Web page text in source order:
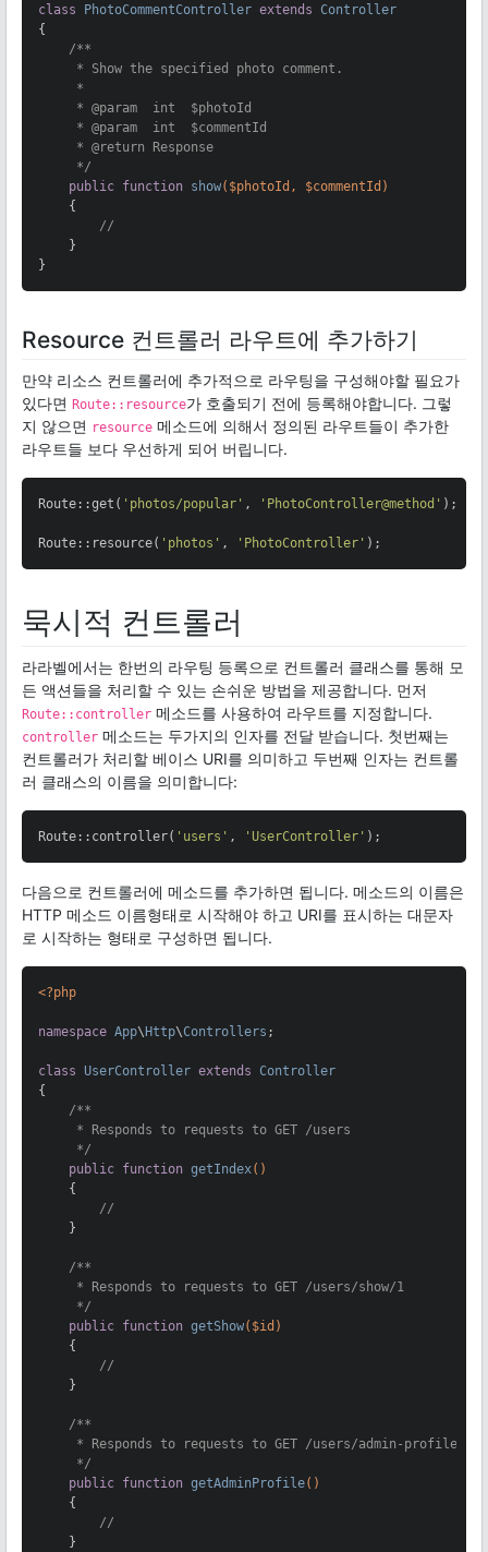
class PhotoCommentController extends Controller
{
/**
     * Show the specified photo comment.
     *
     *
@param
  int  $photoId
     *
@param
  int  $commentId
     *
@return Response
     */
public function show($photoId, $commentId)
{
//
    }
}
Resource 컨트롤러 라우트에 추가하기
만약 리소스 컨트롤러에 추가적으로 라우팅을 구성해야할 필요가
있다면 Route::resource가 호출되기 전에 등록해야합니다. 그렇
지 않으면 resource 메소드에 의해서 정의된 라우트들이 추가한
라우트들 보다 우선하게 되어 버립니다.
Route::get( 'photos/popular' , 'PhotoController@method' );
Route::resource( 'photos' , 'PhotoController' );
묵시적 컨트롤러
라라벨에서는 한번의 라우팅 등록으로 컨트롤러 클래스를 통해 모
든 액션들을 처리할 수 있는 손쉬운 방법을 제공합니다. 먼저
Route::controller 메소드를 사용하여 라우트를 지정합니다.
controller 메소드는 두가지의 인자를 전달 받습니다. 첫번째는
컨트롤러가 처리할 베이스 URI를 의미하고 두번째 인자는 컨트롤
러 클래스의 이름을 의미합니다:
Route::controller( 'users' , 'UserController' );
다음으로 컨트롤러에 메소드를 추가하면 됩니다. 메소드의 이름은
HTTP 메소드 이름형태로 시작해야 하고 URI를 표시하는 대문자
로 시작하는 형태로 구성하면 됩니다.
<?php
namespace App\ Http\Controllers ;
class UserController extends Controller
{
/**
     * Responds to requests to GET /users
     */
public function getIndex()
{
//
    }
/**
     * Responds to requests to GET /users/show/1
     */
public function getShow($id)
{
//
    }
/**
     * Responds to requests to GET /users/admin-profile
     */
public function getAdminProfile()
{
//
    }